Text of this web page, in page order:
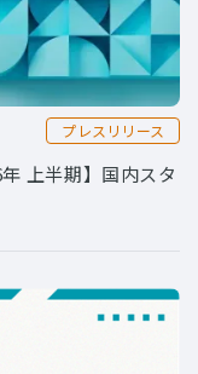
プレスリリース
上半期】国内スタ